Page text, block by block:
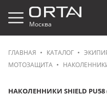
Москва
ГЛАВНАЯ КАТАЛОГ
МОТОЗАЩИТА
НАКОЛЕННИКИ SHIELD